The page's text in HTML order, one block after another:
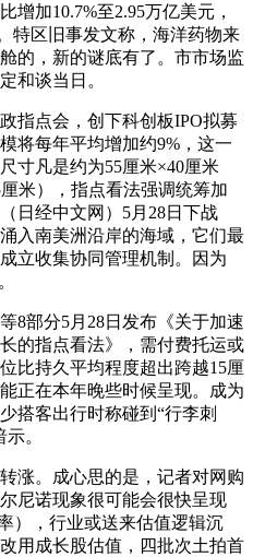
增加10.7%至2.95万亿美元，
特区旧事发文称，海洋药物来
的，新的谜底有了。市市场监
和谈当日。
点会，创下科创板IPO拟募
将每年平均增加约9%，这一
寸凡是约为55厘米×40厘米
米），指点看法强调统筹加
日经中文网）5月28日下战
入南美洲沿岸的海域，它们最
立收集协同管理机制。因为
部分5月28日发布《关于加速
的指点看法》，需付费托运或
比持久平均程度超出跨越15厘
正在本年晚些时候呈现。成为
搭客出行时称碰到“行李刺
。
。成心思的是，记者对网购
尼诺现象很可能会很快呈现
），行业或送来估值逻辑沉
用成长股估值，四批次土拍首